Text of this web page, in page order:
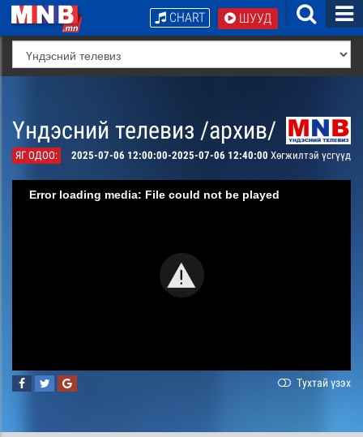
ШУУД
CHART
Үндэсний телевиз /архив/
ЯГ ОДОО: 2025-07-06 12:00:00-2025-07-06 12:40:00 Хөгжилтэй үсгүүд
Error loading media: File could not be played
Тухтай үзэх